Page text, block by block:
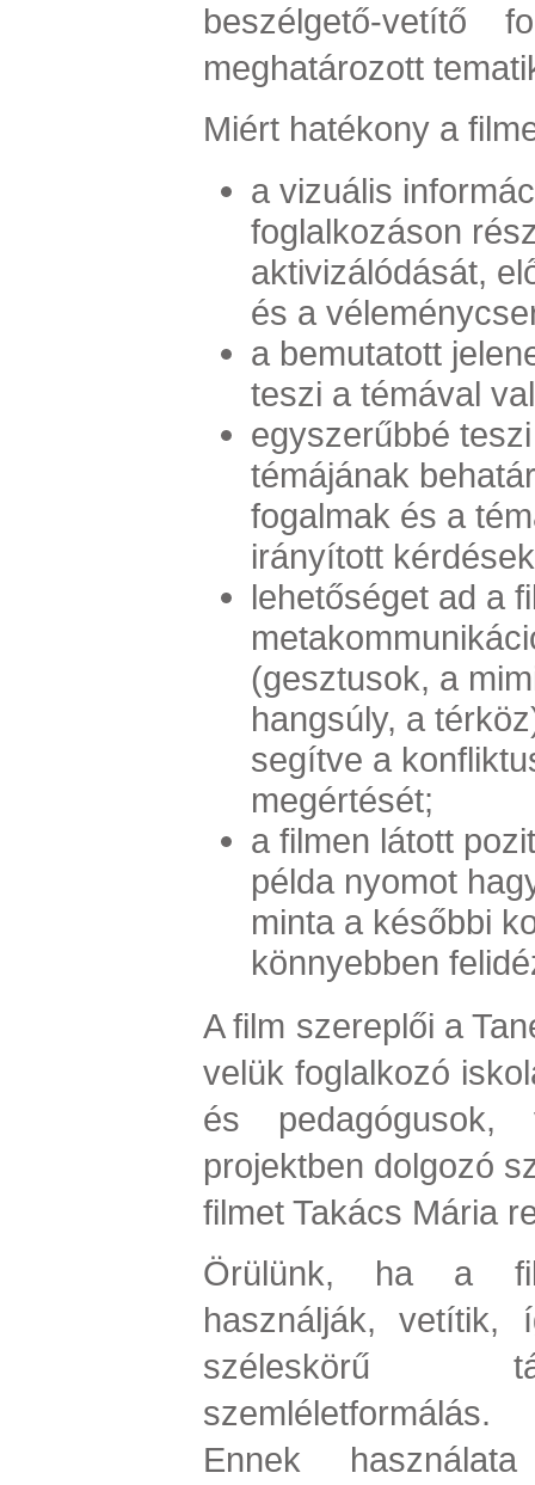
beszélgető-vetítő
meghatározott
Miért hatékony a
a vizuális
foglalkozáson
aktivizálódását,
és a
a bemutatott
teszi a témával
egyszerűbbé
témájának
fogalmak és a
irányított
lehetőséget ad a
(gesztusok, a
hangsúly, a
segítve a
megértését;
a filmen látott
példa nyomot
minta a későbbi
könnyebben
A film szereplői a
velük foglalkozó
és pedagógusok,
projektben dolgozó
filmet Takács Mária
Örülünk, ha a
használják, vetítik,
széleskörű
szemléletformálás.
Ennek